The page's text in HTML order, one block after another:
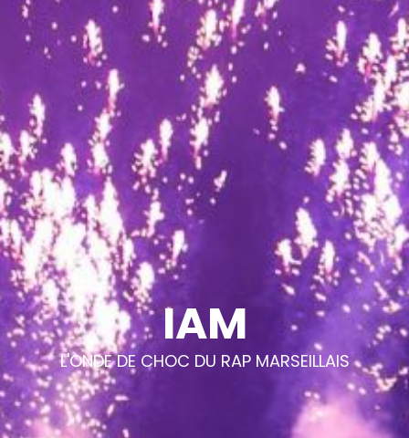
IAM
L'ONDE DE CHOC DU RAP MARSEILLAIS